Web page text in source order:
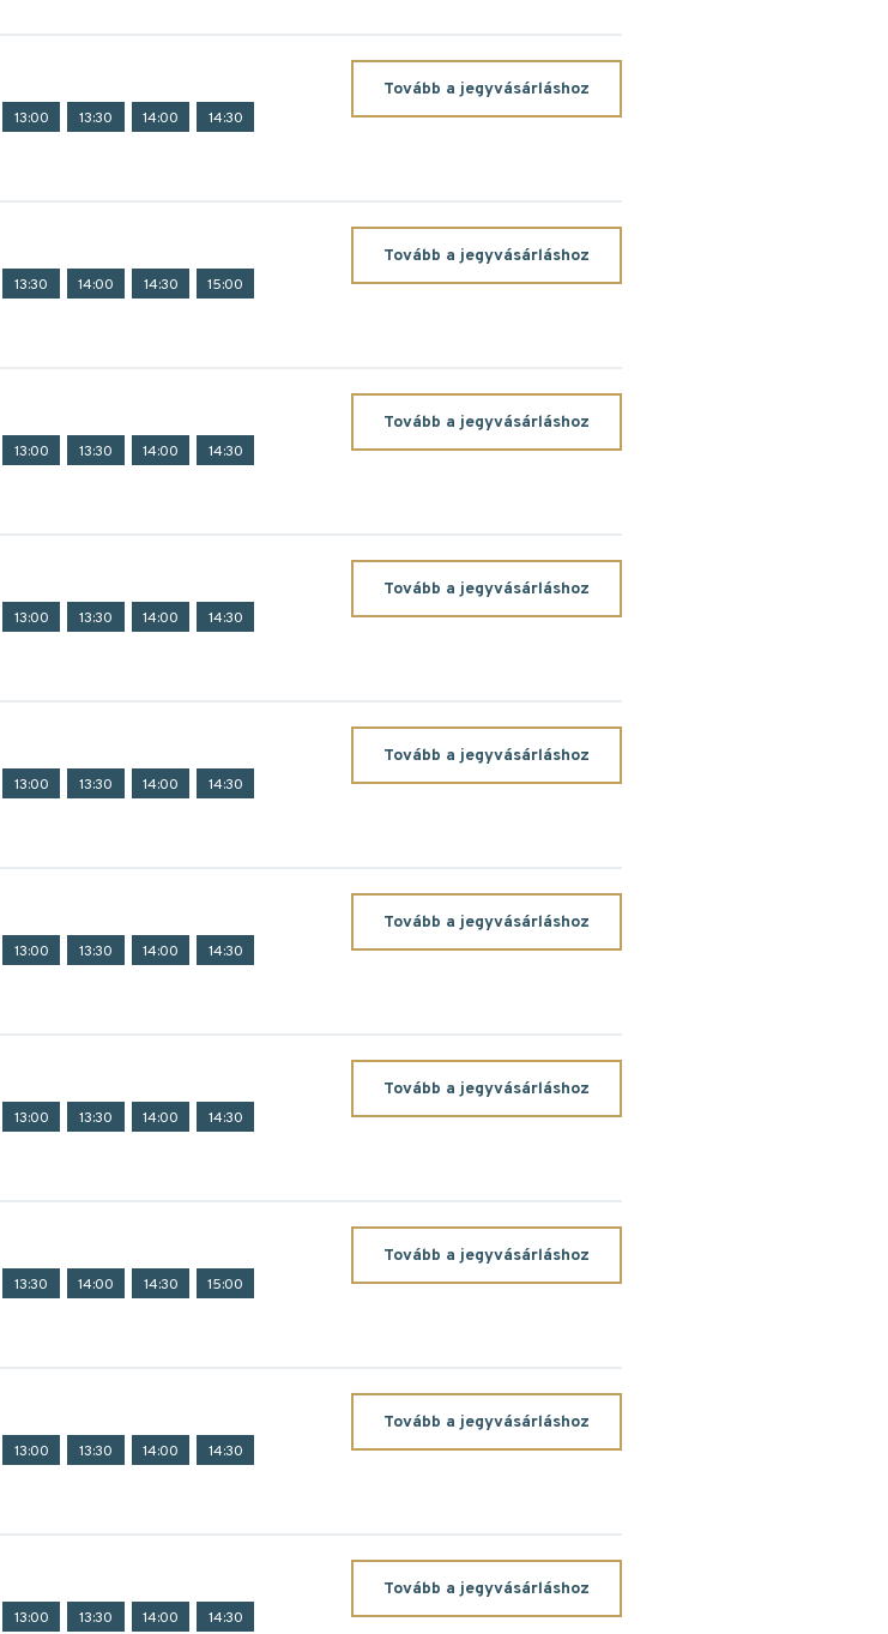
13:00 13:30 14:00
14:30
Tovább a jegyvásárláshoz
13:30 14:00 14:30
15:00
Tovább a jegyvásárláshoz
13:00 13:30 14:00
14:30
Tovább a jegyvásárláshoz
13:00 13:30 14:00
14:30
Tovább a jegyvásárláshoz
13:00 13:30 14:00
14:30
Tovább a jegyvásárláshoz
13:00 13:30 14:00
14:30
Tovább a jegyvásárláshoz
13:00 13:30 14:00
14:30
Tovább a jegyvásárláshoz
13:30 14:00 14:30
15:00
Tovább a jegyvásárláshoz
13:00 13:30 14:00
14:30
Tovább a jegyvásárláshoz
13:00 13:30 14:00 14:30
Tovább a jegyvásárláshoz